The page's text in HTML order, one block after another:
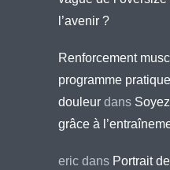
l’avenir ?
Renforcement
programme
douleur dans
grâce à
eric dans Portrait